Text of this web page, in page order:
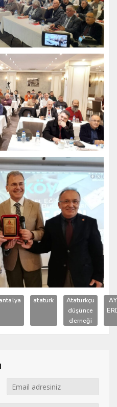
antalya atatürk
Atatürkçü
düşünce
derneği